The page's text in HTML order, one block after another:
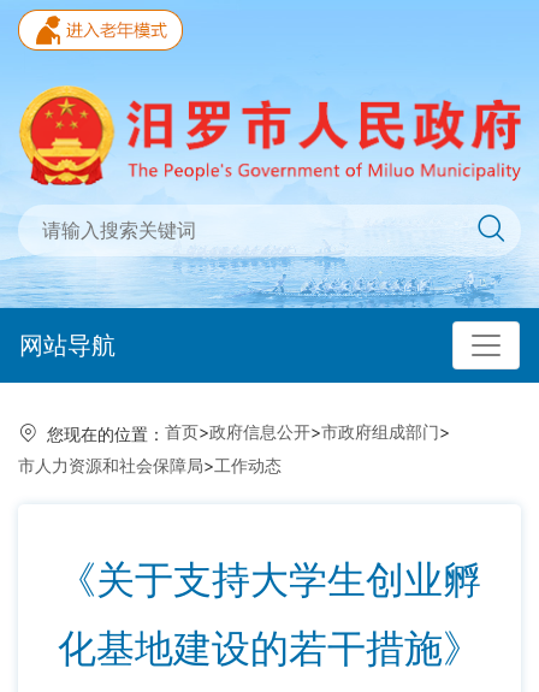
网站导航
您现在的位置： 首页>政府信息公开>市政府组成部门>
市人力资源和社会保障局>工作动态
《关于支持大学生创业孵
化基地建设的若干措施》